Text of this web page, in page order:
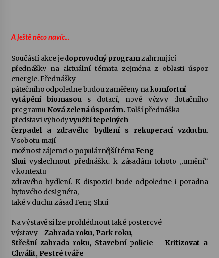
A ještě něco navíc…
Součástí akce jedoprovodný programzahrnující
přednášky na aktuální témata zejména z oblasti úspor
energie. Přednášky
pátečního odpoledne budou zaměřeny nakomfortní
vytápění biomasous dotací, nové výzvy dotačního
programuNová zelená úsporám. Další přednáška
představí výhodyvyužití tepelných
čerpadel a zdravého bydlení s rekuperací vzduchu.
V sobotu mají
možnost zájemci o populárnější témaFeng
Shuivyslechnout přednášku k zásadám tohoto „umění“
v kontextu
zdravého bydlení. K dispozici bude odpoledne i poradna
bytového designéra,
také v duchu zásad Feng Shui.
Na výstavě si lze prohlédnout také posterové
výstavy –Zahrada roku, Park roku,
Střešní zahrada roku, Stavební policie – Kritizovat a
Chválit, Pestré tváře